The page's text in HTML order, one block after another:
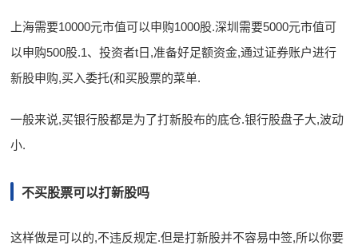
上海需要10000元市值可以申购1000股.深圳需要5000元市值可
以申购500股.1、投资者t日,准备好足额资金,通过证券账户进行
新股申购,买入委托(和买股票的菜单.
一般来说,买银行股都是为了打新股布的底仓.银行股盘子大,波动
小.
不买股票可以打新股吗
这样做是可以的,不违反规定.但是打新股并不容易中签,所以你要